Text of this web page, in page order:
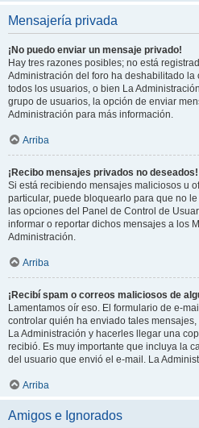
Mensajería privada
¡No puedo enviar un mensaje privado!
Hay tres razones posibles; no está
Administración del foro ha deshabilitado
todos los usuarios, o bien La
grupo de usuarios, la opción de enviar
Administración para más información.
Arriba
¡Recibo mensajes privados no deseados!
Si está recibiendo mensajes maliciosos u
particular, puede bloquearlo para que no
las opciones del Panel de Control de
informar o reportar dichos mensajes a los
Administración.
Arriba
¡Recibí spam o correos maliciosos de
Lamentamos oír eso. El formulario de e-
controlar quién ha enviado tales
La Administración y hacerles llegar una
recibió. Es muy importante que incluya la
del usuario que envió el e-mail. La
Arriba
Amigos e Ignorados